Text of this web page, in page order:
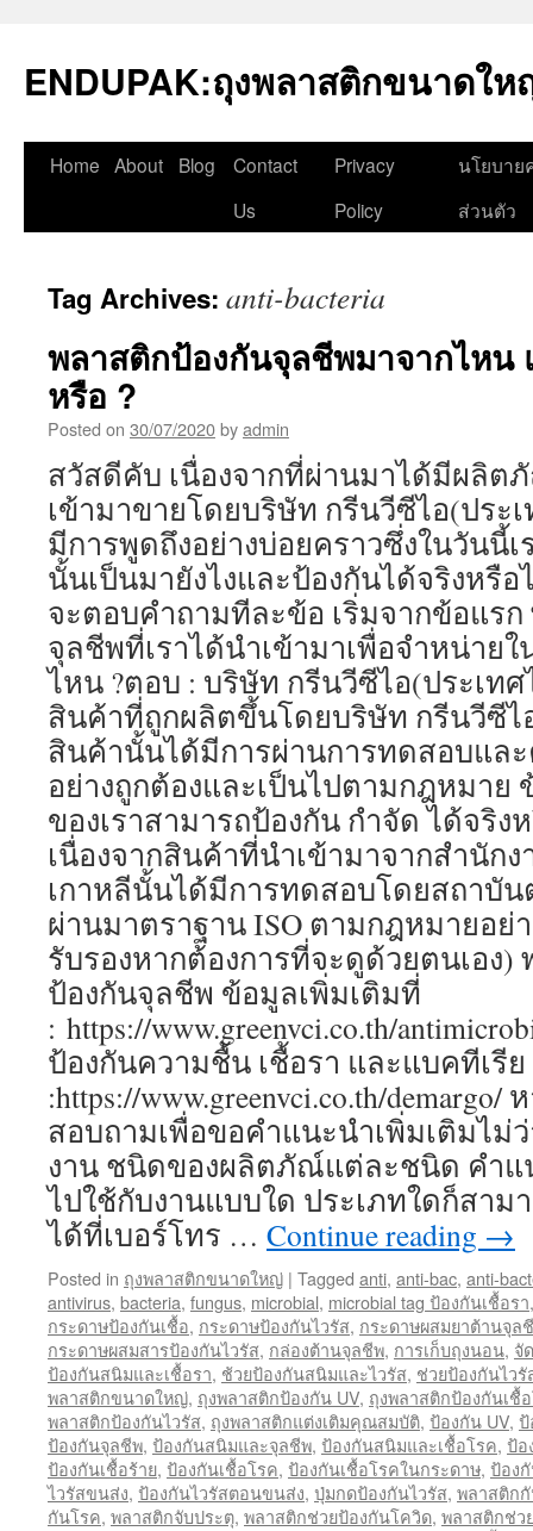
content
ENDUPAK:ถุงพลาสติกขนาดให
Home About Blog
Contact
Us
Privacy
Policy
นโยบาย
ส่วนตัว
Tag Archives: anti-bacteria
พลาสติกป้องกันจุลชีพมาจากไหน
หรือ ?
Posted on 30/07/2020byadmin
สวัสดีคับ เนื่องจากที่ผ่านมาได้มีผลิ
เข้ามาขายโดยบริษัท กรีนวีซีไอ(ประ
มีการพูดถึงอย่างบ่อยคราวซึ่งในวันนี้
นั้นเป็นมายังไงและป้องกันได้จริงหรื
จะตอบคำถามทีละข้อ เริ่มจากข้อแร
จุลชีพที่เราได้นำเข้ามาเพื่อจำหน่าย
ไหน ?ตอบ : บริษัท กรีนวีซีไอ(ประเท
สินค้าที่ถูกผลิตขึ้นโดยบริษัท กรีนวีซีไ
สินค้านั้นได้มีการผ่านการทดสอบแล
อย่างถูกต้องและเป็นไปตามกฎหมา
ของเราสามารถป้องกัน กำจัด ได้จริง
เนื่องจากสินค้าที่นำเข้ามาจากสำนัก
เกาหลีนั้นได้มีการทดสอบโดยสถาบัน
ผ่านมาตราฐาน ISO ตามกฎหมายอย่
รับรองหากต้องการที่จะดูด้วยตนเอง
ป้องกันจุลชีพ ข้อมูลเพิ่มเติมที่
: https://www.greenvci.co.th/
ป้องกันความชื้น เชื้อรา และแบคทีเรี
:https://www.greenvci.co.th/
สอบถามเพื่อขอคำแนะนำเพิ่มเติมไม่
งาน ชนิดของผลิตภัณ์แต่ละชนิด คำแ
ไปใช้กับงานแบบใด ประเภทใดก็สาม
ได้ที่เบอร์โทร … Continue reading →
Posted in ถุงพลาสติกขนาดใหญ่ | Tagged anti, anti-bac, anti-
antivirus, bacteria, fungus, microbial, microbial tag ป้องกันเชื้อรา
กระดาษป้องกันเชื้อ, กระดาษป้องกันไวรัส, กระดาษผสมยาต้านจุล
กระดาษผสมสารป้องกันไวรัส, กล่องต้านจุลชีพ, การเก็บถุงนอน, จั
ป้องกันสนิมและเชื้อรา, ช้วยป้องกันสนิมและไวรัส, ช่วยป้องกันไว
พลาสติกขนาดใหญ่, ถุงพลาสติกป้องกัน UV, ถุงพลาสติกป้องกันเชื้
พลาสติกป้องกันไวรัส, ถุงพลาสติกแต่งเติมคุณสมบัติ, ป้องกัน UV,
ป้องกันจุลชีพ, ป้องกันสนิมและจุลชีพ, ป้องกันสนิมและเชื้อโรค, ป้อ
ป้องกันเชื้อร้าย, ป้องกันเชื้อโรค, ป้องกันเชื้อโรคในกระดาษ, ป้อง
ไวรัสขนส่ง, ป้องกันไวรัสตอนขนส่ง, ปุ่มกดป้องกันไวรัส, พลาสติก
กันโรค, พลาสติกจับประตุ, พลาสติกช่วยป้องกันโควิด, พลาสติกช่ว